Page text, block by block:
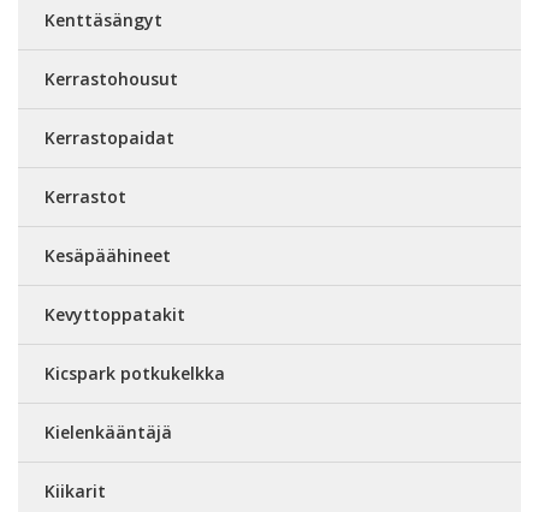
Kenttäsängyt
Kerrastohousut
Kerrastopaidat
Kerrastot
Kesäpäähineet
Kevyttoppatakit
Kicspark potkukelkka
Kielenkääntäjä
Kiikarit